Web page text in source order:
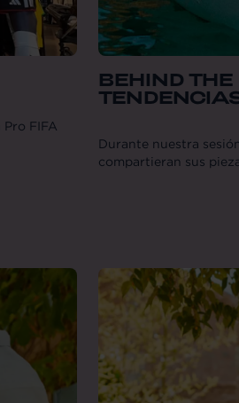
FIFA
BEHIND
Durante nuestra
compartieran sus